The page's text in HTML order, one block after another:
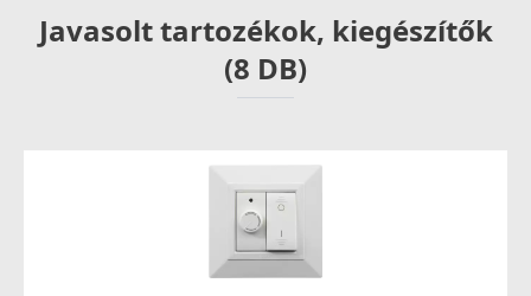
Javasolt tartozékok, kiegészítők
(8 DB)